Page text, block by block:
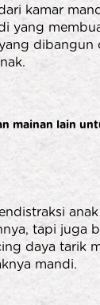
kamar
yang
dibangun
mainan lain
tapi juga
daya tarik
mandi.